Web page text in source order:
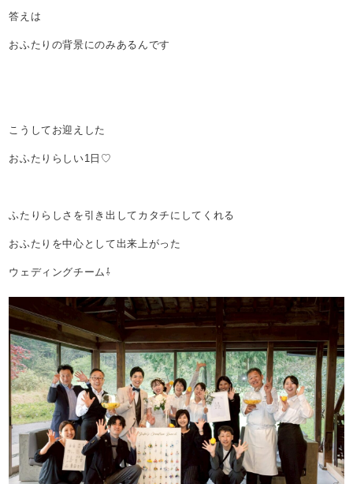
答えは
おふたりの背景にのみあるんです
こうしてお迎えした
おふたりらしい1日♡
ふたりらしさを引き出してカタチにしてくれる
おふたりを中心として出来上がった
ウェディングチーム⇩